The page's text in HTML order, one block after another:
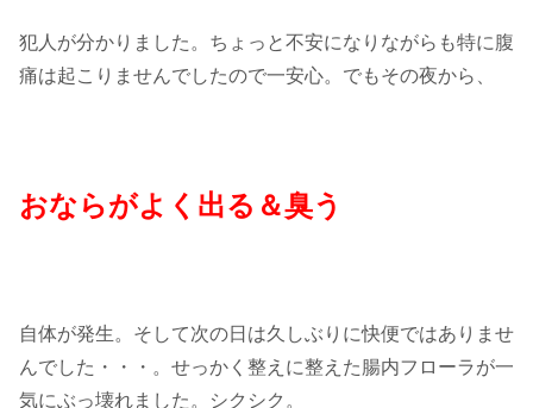
犯人が分かりました。ちょっと不安になりながらも特に腹
痛は起こりませんでしたので一安心。でもその夜から、
おならがよく出る＆臭う
自体が発生。そして次の日は久しぶりに快便ではありませ
んでした・・・。せっかく整えに整えた腸内フローラが一
気にぶっ壊れました。シクシク。